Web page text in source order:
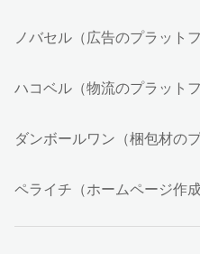
ノバセル（広告のプラットフ
ハコベル（物流のプラットフ
ダンボールワン（梱包材の
ペライチ（ホームページ作